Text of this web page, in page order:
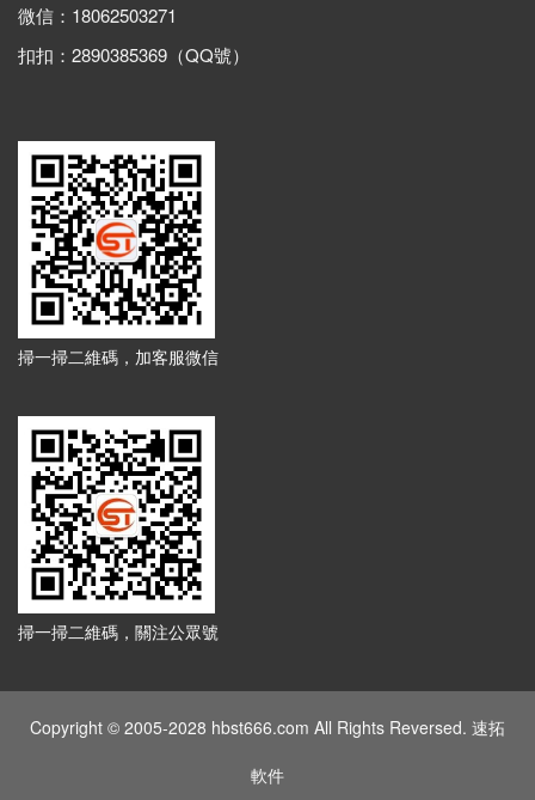
微信：18062503271
扣扣：2890385369（QQ號）
掃一掃二維碼，加客服微信
掃一掃二維碼，關注公眾號
Copyright © 2005-2028 hbst666.com All Rights Reversed. 速拓
軟件